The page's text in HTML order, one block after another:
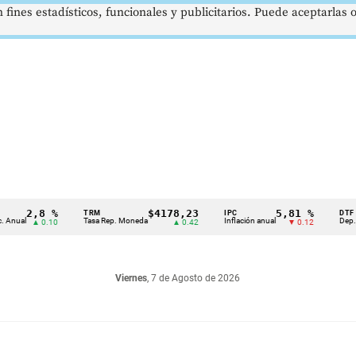
2,8 %
▲ 0.10 Tasa Rep. Moneda
$4178,23
▲ 0.42 Inflación anual
5,81 %
▼ 0.12 Dep.
Viernes, 7 de Agosto de 2026
estadísticos, funcionales y publicitarios. Puede aceptarlas